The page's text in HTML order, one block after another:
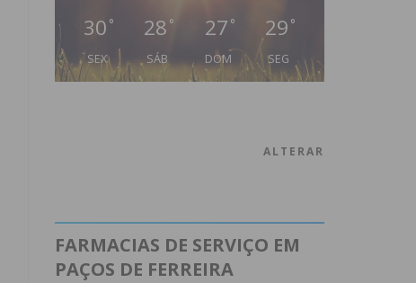
30 °
SEX
28 °
SÁB
27 °
DOM
29 °
SEG
ALTERAR
FARMACIAS DE SERVIÇO EM
PAÇOS DE FERREIRA